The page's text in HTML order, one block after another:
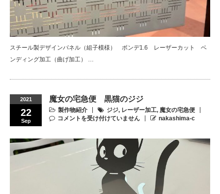
スチール製デザインパネル（組子模様） ボンデ1.6 レーザーカット ベ
ンディング加工（曲げ加工） …
2021
22
Sep
魔女の宅急便 黒猫のジジ
製作物紹介 ジジ, レーザー加工, 魔女の宅急便
コメントを受け付けていません
nakashima-c